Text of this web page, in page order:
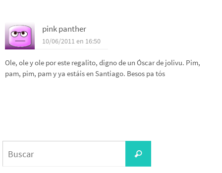
pink panther
10/06/2011 en 16:50
Ole, ole y ole por este regalito, digno de un Óscar de jolivu. Pim,
pam, pim, pam y ya estáis en Santiago. Besos pa tós
Buscar